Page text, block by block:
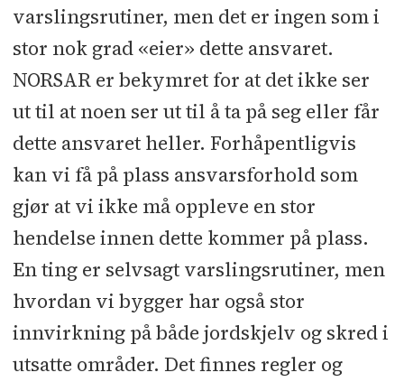
varslingsrutiner, men det er ingen som i
stor nok grad «eier» dette ansvaret.
NORSAR er bekymret for at det ikke ser
ut til at noen ser ut til å ta på seg eller får
dette ansvaret heller. Forhåp­entligvis
kan vi få på plass ansvarsforhold som
gjør at vi ikke må oppleve en stor
hendelse innen dette kommer på plass.
En ting er selvsagt varslingsrutiner, men
hvordan vi bygger har også stor
innvirkning på både jordskjelv og skred i
utsatte områder. Det finnes regler og